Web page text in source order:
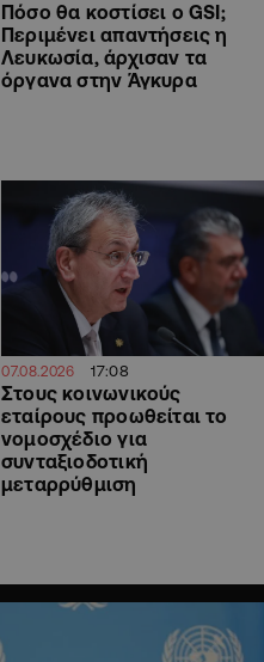
Πόσο θα κοστίσει ο GSI;
Περιμένει απαντήσεις η
Λευκωσία, άρχισαν τα
όργανα στην Άγκυρα
07.08.2026 17:08
Στους κοινωνικούς
εταίρους προωθείται το
νομοσχέδιο για
συνταξιοδοτική
μεταρρύθμιση